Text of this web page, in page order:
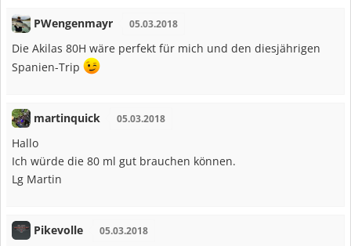
PWengenmayr 05.03.2018
Die Akilas 80H wäre perfekt für mich und den diesjährigen
Spanien-Trip
martinquick 05.03.2018
Hallo
Ich würde die 80 ml gut brauchen können.
Lg Martin
Pikevolle 05.03.2018